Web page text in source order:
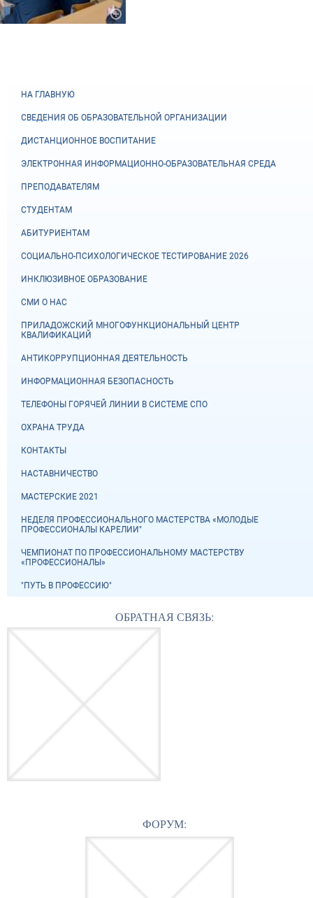
НА ГЛАВНУЮ
СВЕДЕНИЯ ОБ ОБРАЗОВАТЕЛЬНОЙ ОРГАНИЗАЦИИ
ДИСТАНЦИОННОЕ ВОСПИТАНИЕ
ЭЛЕКТРОННАЯ ИНФОРМАЦИОННО-ОБРАЗОВАТЕЛЬНАЯ СРЕДА
ПРЕПОДАВАТЕЛЯМ
СТУДЕНТАМ
АБИТУРИЕНТАМ
СОЦИАЛЬНО-ПСИХОЛОГИЧЕСКОЕ ТЕСТИРОВАНИЕ 2026
ИНКЛЮЗИВНОЕ ОБРАЗОВАНИЕ
СМИ О НАС
ПРИЛАДОЖСКИЙ МНОГОФУНКЦИОНАЛЬНЫЙ ЦЕНТР
КВАЛИФИКАЦИЙ
АНТИКОРРУПЦИОННАЯ ДЕЯТЕЛЬНОСТЬ
ИНФОРМАЦИОННАЯ БЕЗОПАСНОСТЬ
ТЕЛЕФОНЫ ГОРЯЧЕЙ ЛИНИИ В СИСТЕМЕ СПО
ОХРАНА ТРУДА
КОНТАКТЫ
НАСТАВНИЧЕСТВО
МАСТЕРСКИЕ 2021
НЕДЕЛЯ ПРОФЕССИОНАЛЬНОГО МАСТЕРСТВА «МОЛОДЫЕ
ПРОФЕССИОНАЛЫ КАРЕЛИИ"
ЧЕМПИОНАТ ПО ПРОФЕССИОНАЛЬНОМУ МАСТЕРСТВУ
«ПРОФЕССИОНАЛЫ»
"ПУТЬ В ПРОФЕССИЮ"
ОБРАТНАЯ СВЯЗЬ:
ФОРУМ: